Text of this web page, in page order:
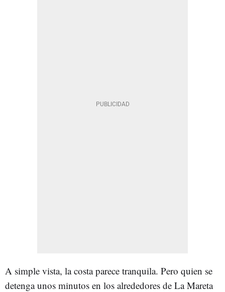
A simple vista, la costa parece tranquila. Pero quien se
detenga unos minutos en los alrededores de La Mareta